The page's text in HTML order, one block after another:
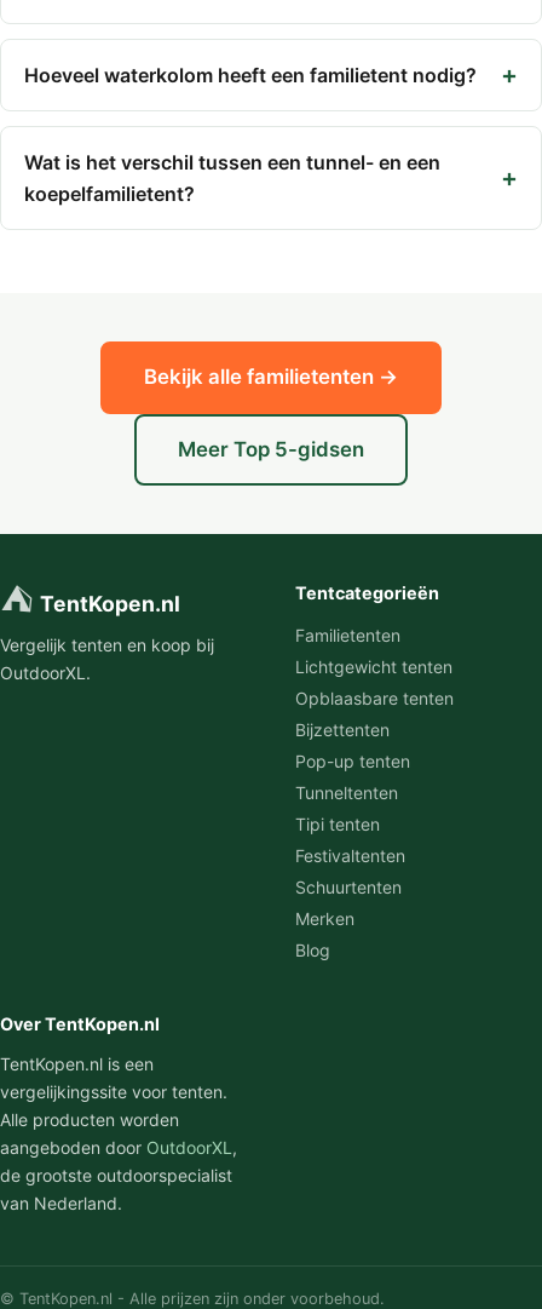
Hoeveel waterkolom heeft een familietent nodig?
Wat is het verschil tussen een tunnel- en een
koepelfamilietent?
Bekijk alle familietenten →
Meer Top 5-gidsen
⛺ TentKopen.nl
Vergelijk tenten en koop bij
OutdoorXL.
Tentcategorieën
Familietenten
Lichtgewicht tenten
Opblaasbare tenten
Bijzettenten
Pop-up tenten
Tunneltenten
Tipi tenten
Festivaltenten
Schuurtenten
Merken
Blog
Over TentKopen.nl
TentKopen.nl is een
vergelijkingssite voor tenten.
Alle producten worden
aangeboden door OutdoorXL ,
de grootste outdoorspecialist
van Nederland.
© TentKopen.nl - Alle prijzen zijn onder voorbehoud.